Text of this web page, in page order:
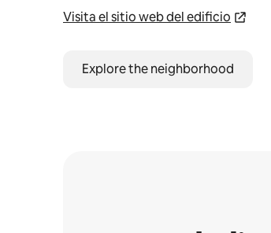
Visita el sitio web del edificio
Explore the neighborhood